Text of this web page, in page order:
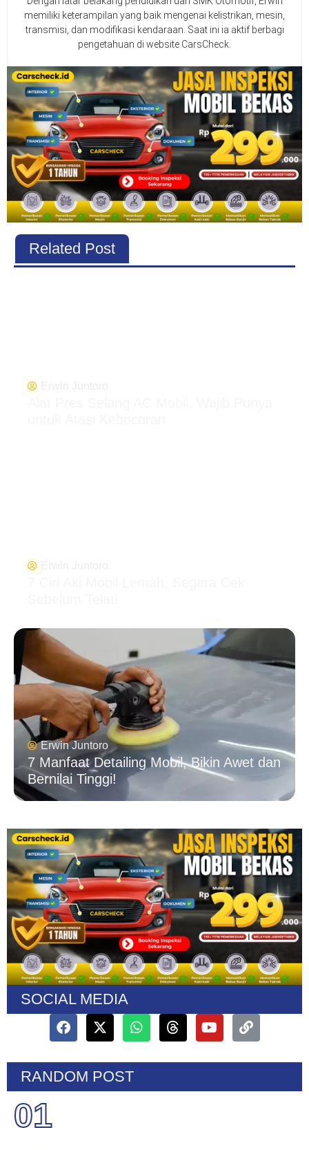
memiliki keterampilan yang baik mengenai kelistrikan, mesin,
transmisi, dan modifikasi kendaraan. Saat ini ia aktif berbagi
pengetahuan di website CarsCheck.
Erwin Juntoro
7 Manfaat Detailing Mobil, Bikin Awet dan
Bernilai Tinggi!
Related Post
SOCIAL MEDIA
RANDOM POST
01